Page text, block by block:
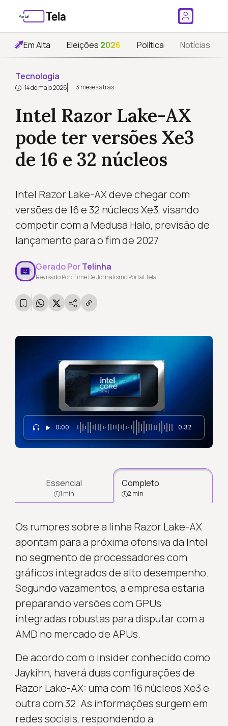
Em Alta Eleições 2026 Política Notícias
Tecnologia
14 de maio 2026 3 meses atrás
Intel Razor Lake-AX
pode ter versões Xe3
de 16 e 32 núcleos
Intel Razor Lake-AX deve chegar com
versões de 16 e 32 núcleos Xe3, visando
competir com a Medusa Halo, previsão de
lançamento para o fim de 2027
Gerado PorTelinha
Revisado Por: Time De Jornalismo Portal Tela
0:00 0:32
Essencial
1 min
Completo
2 min
Os rumores sobre a linha Razor Lake-AX
apontam para a próxima ofensiva da Intel
no segmento de processadores com
gráficos integrados de alto desempenho.
Segundo vazamentos, a empresa estaria
preparando versões com GPUs
integradas robustas para disputar com a
AMD no mercado de APUs.
De acordo com o insider conhecido como
Jaykihn, haverá duas configurações de
Razor Lake-AX: uma com 16 núcleos Xe3 e
outra com 32. As informações surgem em
redes sociais, respondendo a